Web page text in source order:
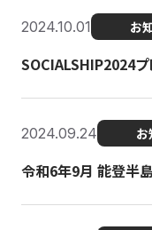
2024.10.01 お
SOCIALSHIP2024プ
2024.09.24 お
令和6年9月 能登半